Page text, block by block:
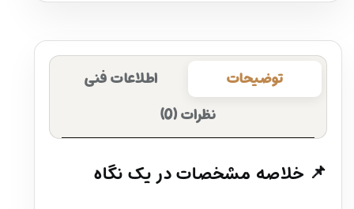
توضیحات
اطلاعات فنی
نظرات (0)
📌 خلاصه مشخصات در یک نگاه